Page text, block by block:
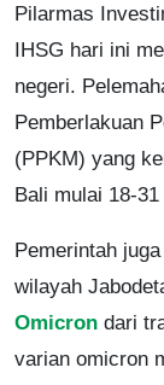
Pilarmas
IHSG hari ini
negeri.
Pemberlakuan
(PPKM) yang
Bali mulai 18-
Pemerintah
wilayah
Omicron dari
varian omicron